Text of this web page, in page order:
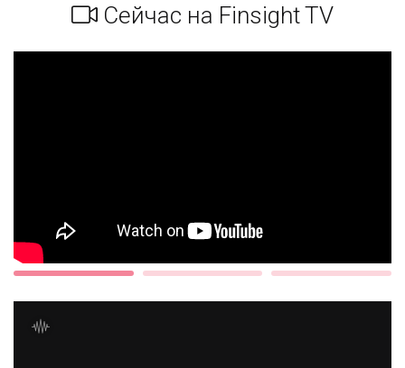
Сейчас на Finsight TV